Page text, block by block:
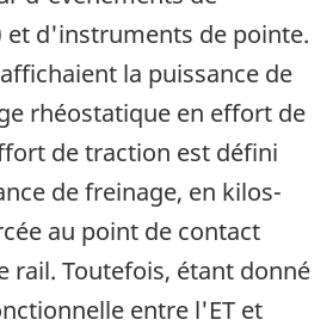
et d'instruments de pointe.
la puissance de
rhéostatique en effort de
de traction est défini
de freinage, en kilos-
au point de contact
rail. Toutefois, étant donné
entre l'ET et